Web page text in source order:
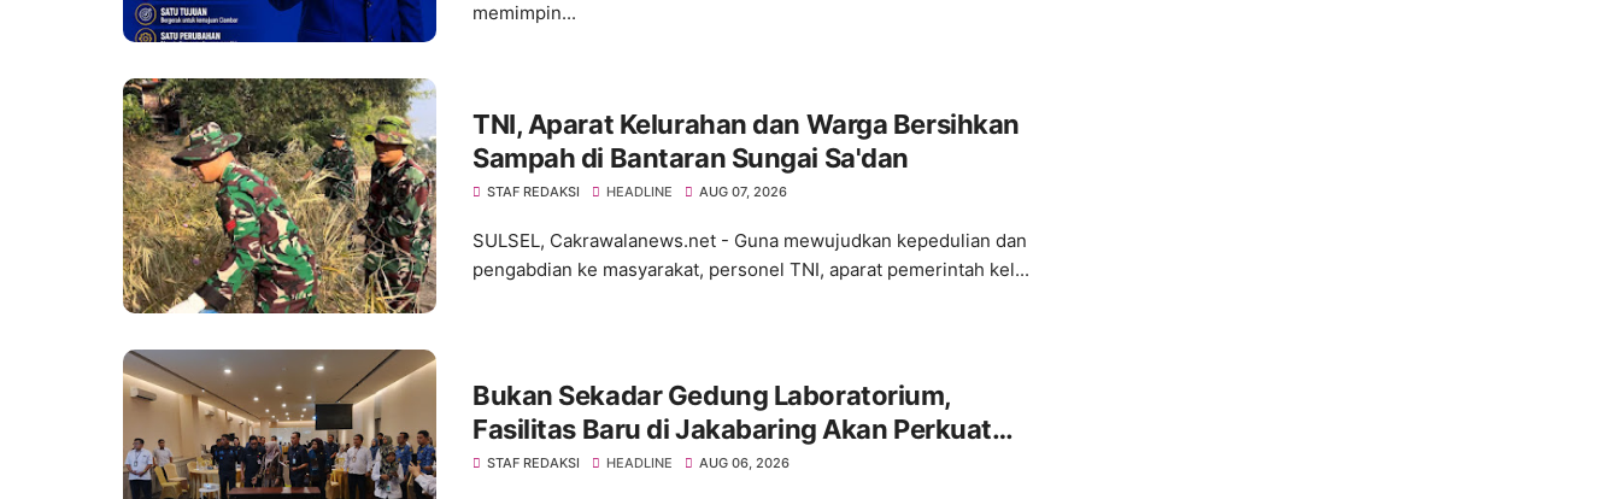
memimpin...
TNI, Aparat Kelurahan dan Warga Bersihkan
Sampah di Bantaran Sungai Sa'dan
STAF REDAKSI HEADLINE AUG 07, 2026
SULSEL, Cakrawalanews.net - Guna mewujudkan kepedulian dan
pengabdian ke masyarakat, personel TNI, aparat pemerintah kel...
Bukan Sekadar Gedung Laboratorium,
Fasilitas Baru di Jakabaring Akan Perkuat
Layanan Kesehatan Lima Provinsi
STAF REDAKSI HEADLINE AUG 06, 2026